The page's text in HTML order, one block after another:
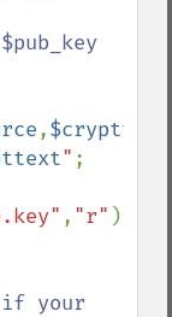
,$crypttext
" ;
, "r"
if your